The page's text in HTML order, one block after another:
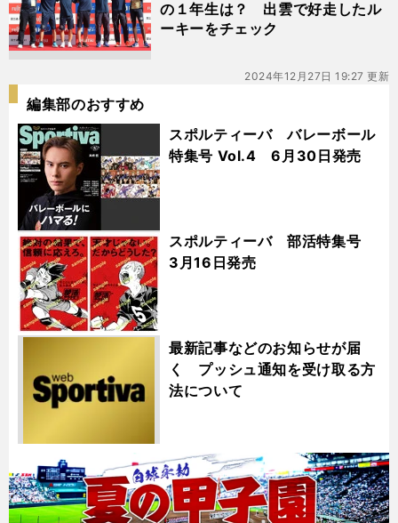
の１年生は？ 出雲で好走したル
ーキーをチェック
2024年12月27日 19:27 更新
編集部のおすすめ
スポルティーバ バレーボール
特集号 Vol.4 6月30日発売
スポルティーバ 部活特集号
3月16日発売
最新記事などのお知らせが届
く プッシュ通知を受け取る方
法について